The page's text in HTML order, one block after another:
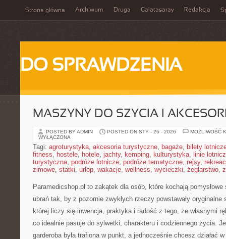
Strona główna Archiwum Druga Galatasaray Redakcja
DO SPRAWDZENIA
MASZYNY DO SZYCIA I
POSTED BY ADMIN POSTED ON STY - 26 - 2026
MOŻLIWOŚĆ
WYŁĄCZONA
Tagi: agroturystyka, akcesoria turystyczne, bagaże, bilety
fitness, hostele, hotele, jachty, kemping, kulturystyka, linie
turystyczna, podróże lotnicze, podróże tematyczne, rejsy,
zimowe, statki, urlop, wakacje, wellness, wycieczki, żeglarstwo,
Paramedicshop.pl to zakątek dla osób, które kochają
ubrań tak, by z pozornie zwykłych rzeczy powstawały
której liczy się inwencja, praktyka i radość z tego, że własnymi
co idealnie pasuje do sylwetki, charakteru i codziennego życia.
garderoba była trafiona w punkt, a jednocześnie chcesz działać